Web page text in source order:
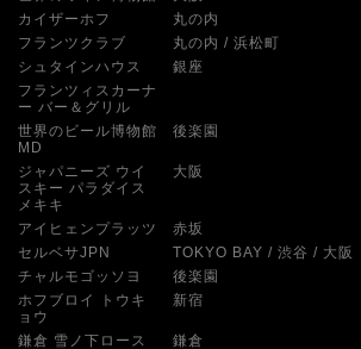
カイザーホフ
丸の内
フランツクラブ
丸の内
浜松町
シュタインハウス
銀座
フランツィスカーナ
ー バー＆グリル
世界のビール博物館
MD
後楽園
ジャパニーズ ウイ
スキー パラダイス
メキキ
大阪
アイヒェンプラッツ
赤坂
セルベサJPN
TOKYO BAY 渋谷
大阪
チャルモゴッソヨ
後楽園
ホフブロイ トウキ
ョウ
新宿
鎌倉 雪ノ下ロース
鎌倉